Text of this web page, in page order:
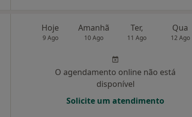
Hoje
9 Ago
Amanhã
10 Ago
Ter,
11 Ago
Qua
12 Ago
O agendamento online não está
disponível
Solicite um atendimento